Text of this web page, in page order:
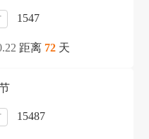
1547
距离 72 天
15487